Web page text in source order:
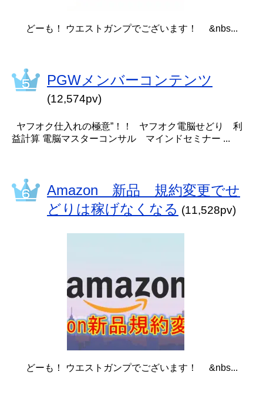
どーも！ ウエストガンプでございます！ &nbs...
PGWメンバーコンテンツ
(12,574pv)
ヤフオク仕入れの極意”！！ ヤフオク電脳せどり 利
益計算 電脳マスターコンサル マインドセミナー ...
Amazon 新品 規約変更でせ
どりは稼げなくなる (11,528pv)
どーも！ ウエストガンプでございます！ &nbs...